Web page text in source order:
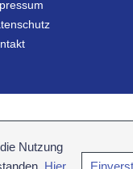
Nutzung
Hier